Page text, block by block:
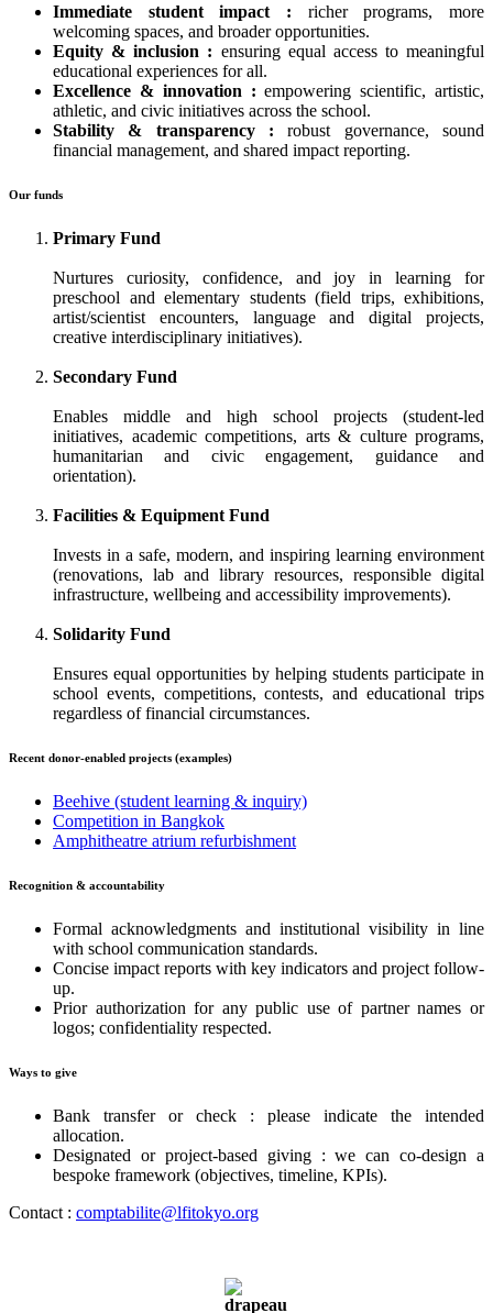
Immediate student impact : richer programs, more
welcoming spaces, and broader opportunities.
Equity & inclusion : ensuring equal access to meaningful
educational experiences for all.
Excellence & innovation : empowering scientific, artistic,
athletic, and civic initiatives across the school.
Stability & transparency : robust governance, sound
financial management, and shared impact reporting.
Our funds
Primary Fund
Nurtures curiosity, confidence, and joy in learning for
preschool and elementary students (field trips, exhibitions,
artist/scientist encounters, language and digital projects,
creative interdisciplinary initiatives).
Secondary Fund
Enables middle and high school projects (student-led
initiatives, academic competitions, arts & culture programs,
humanitarian and civic engagement, guidance and
orientation).
Facilities & Equipment Fund
Invests in a safe, modern, and inspiring learning environment
(renovations, lab and library resources, responsible digital
infrastructure, wellbeing and accessibility improvements).
Solidarity Fund
Ensures equal opportunities by helping students participate in
school events, competitions, contests, and educational trips
regardless of financial circumstances.
Recent donor-enabled projects (examples)
Beehive (student learning & inquiry)
Competition in Bangkok
Amphitheatre atrium refurbishment
Recognition & accountability
Formal acknowledgments and institutional visibility in line
with school communication standards.
Concise impact reports with key indicators and project follow-
up.
Prior authorization for any public use of partner names or
logos; confidentiality respected.
Ways to give
Bank transfer or check : please indicate the intended
allocation.
Designated or project-based giving : we can co-design a
bespoke framework (objectives, timeline, KPIs).
Contact : comptabilite@lfitokyo.org